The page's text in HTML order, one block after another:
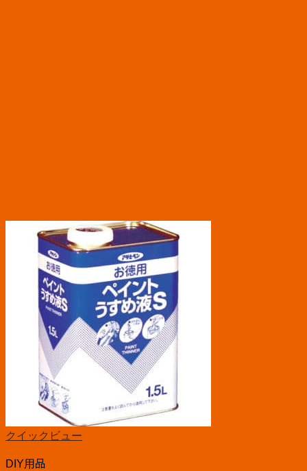
クイックビュー
DIY用品